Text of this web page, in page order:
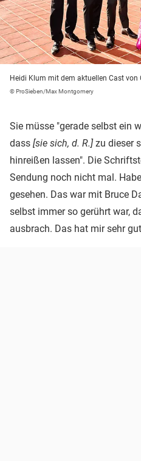
Heidi Klum mit dem aktuellen Cast von
© ProSieben/Max Montgomery
Sie müsse "gerade selbst ein
dass [sie sich, d. R.] zu dieser
hinreißen lassen". Die
Sendung noch nicht mal.
gesehen. Das war mit Bruce
selbst immer so gerührt war,
ausbrach. Das hat mir sehr